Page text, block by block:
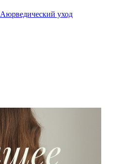
Аюрведический уход